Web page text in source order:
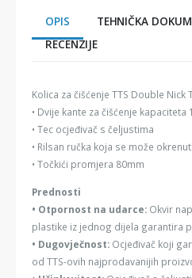
OPIS
TEHNIČKA
RECENZIJE
Kolica za čišćenje TTS Double Nick
• Dvije kante za čišćenje kapaciteta
• Tec ocjeđivač s čeljustima
• Rilsan ručka koja se može
• Točkići promjera 80mm
Prednosti
• Otpornost na udarce: Okvir
plastike iz jednog dijela garantira
• Dugovječnost: Ocjeđivač koji
od TTS-ovih najprodavanijih